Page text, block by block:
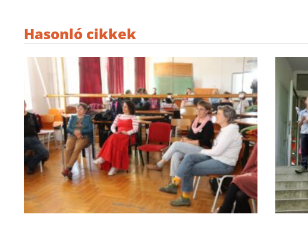
Hasonló cikkek